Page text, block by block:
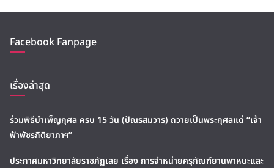
Facebook Fanpage
เรื่องล่าสุด
ร่วมพิธีบำเพ็ญกุศล ครบ 15 วัน (ปัณรสมวาร) ถวายเป็นพระกุศลแด่ “เจ้า
ฟ้าพัชรกิติยาภาฯ”
ประกาศมหาวิทยาลัยราชภัฏเลย เรื่อง การจำหน่ายครุภัณฑ์ยานพาหนะและ